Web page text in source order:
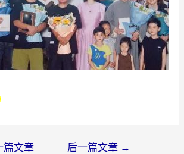
篇文章 后一篇文章 →